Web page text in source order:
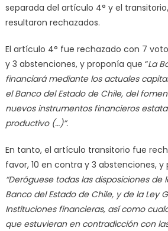
separada del artículo 4° y el
resultaron rechazados.
El artículo 4° fue rechazado con 7
y 3 abstenciones, y proponía que “La
financiará mediante los actuales
el Banco del Estado de Chile, del
nuevos instrumentos financieros
productivo (…)”.
En tanto, el artículo transitorio fue
favor, 10 en contra y 3 abstenciones, y
“Deróguese todas las disposiciones de
Banco del Estado de Chile, y de la Ley
Instituciones financieras, así como
que estuvieran en contradicción con